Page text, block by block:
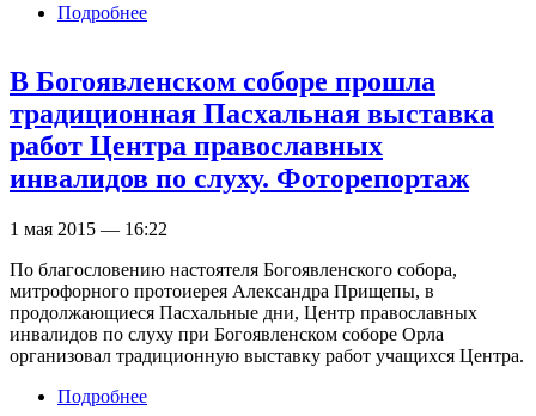
Подробнее
В Богоявленском соборе прошла
традиционная Пасхальная выставка
работ Центра православных
инвалидов по слуху. Фоторепортаж
1 мая 2015 — 16:22
По благословению настоятеля Богоявленского собора,
митрофорного протоиерея Александра Прищепы, в
продолжающиеся Пасхальные дни, Центр православных
инвалидов по слуху при Богоявленском соборе Орла
организовал традиционную выставку работ учащихся Центра.
Подробнее